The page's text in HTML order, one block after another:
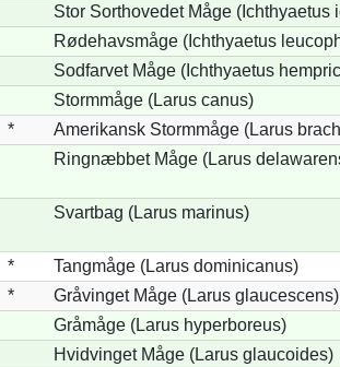
Stor Sorthovedet Måge (Ichthyaetus
Rødehavsmåge (Ichthyaetus
Sodfarvet Måge (Ichthyaetus
Stormmåge (Larus canus)
*
Amerikansk Stormmåge (Larus
Ringnæbbet Måge (Larus
Svartbag (Larus marinus)
*
Tangmåge (Larus dominicanus)
*
Gråvinget Måge (Larus glaucescens)
Gråmåge (Larus hyperboreus)
Hvidvinget Måge (Larus glaucoides)